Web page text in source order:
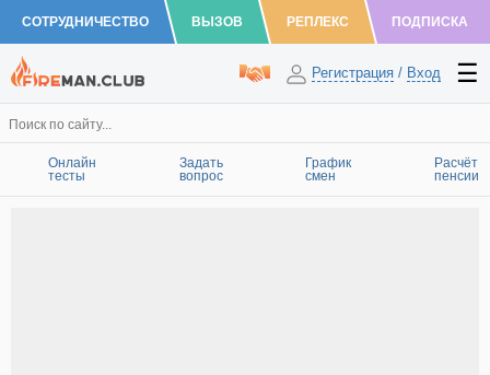
СОТРУДНИЧЕСТВО ВЫЗОВ РЕПЛЕКС ПОДПИСКА
Регистрация / Вход
Онлайн
тесты
Задать
вопрос
График
смен
Расчёт
пенсии